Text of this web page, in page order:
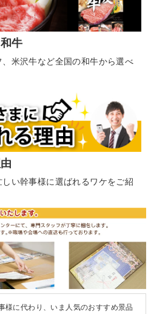
牛
米沢牛など全国の和牛から選べ
い幹事様に選ばれるワケをご紹
様に代わり、いま人気のおすすめ景品